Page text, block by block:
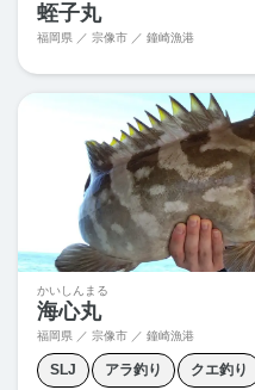
蛭子丸
福岡県 ／ 宗像市 ／ 鐘崎漁港
かいしんまる
海心丸
福岡県 ／ 宗像市 ／ 鐘崎漁港
SLJ アラ釣り クエ釣り